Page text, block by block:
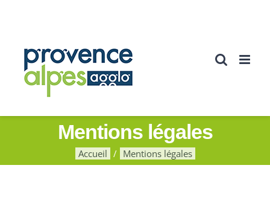
Mentions légales
Accueil Mentions légales